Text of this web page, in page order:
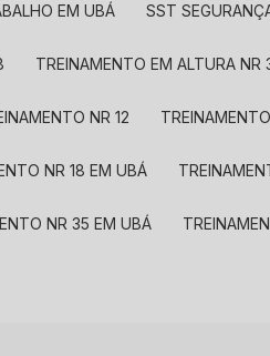
EM UBÁ SST
TREINAMENTO EM ALTURA NR
NR 12
NR 18 EM UBÁ
NR 35 EM UBÁ